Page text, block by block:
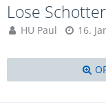
Lose
HU Paul 16.